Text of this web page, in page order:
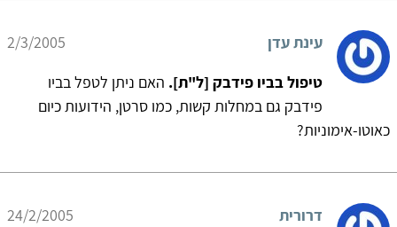
עינת עדן
2/3/2005
טיפול בביו פידבק [ל"ת]. האם ניתן לטפל בביו
פידבק גם במחלות קשות, כמו סרטן, הידועות כיום
כאוטו-אימוניות?
דרורית
24/2/2005